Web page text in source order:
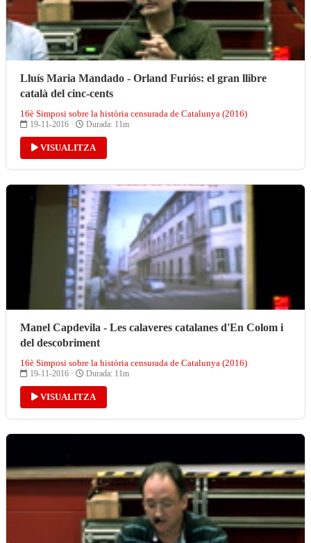
Lluís Maria Mandado - Orland Furiós: el gran llibre
català del cinc-cents
16è Simposi sobre la història censurada de Catalunya (2016)
19-11-2016 · Durada: 11m
VISUALITZA
Manel Capdevila - Les calaveres catalanes d'En Colom i
del descobriment
16è Simposi sobre la història censurada de Catalunya (2016)
19-11-2016 · Durada: 11m
VISUALITZA